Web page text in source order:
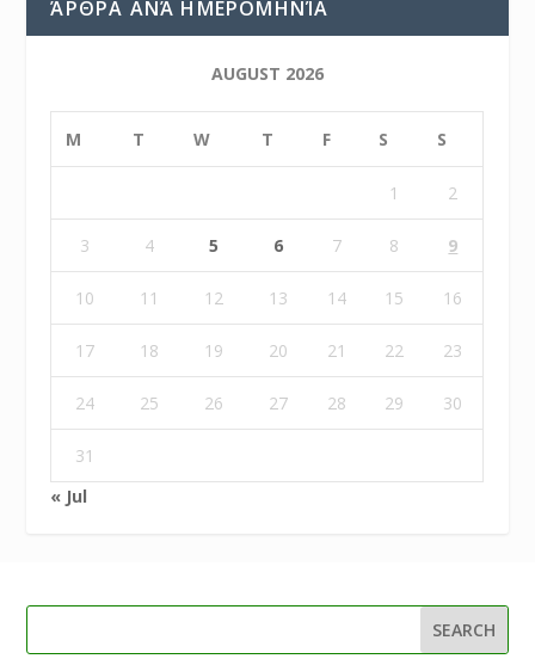
ΆΡΘΡΑ ΑΝΆ ΗΜΕΡΟΜΗΝΊΑ
AUGUST 2026
M T W T F S S
1 2
3 4 5 6 7 8 9
10 11 12 13 14 15 16
17 18 19 20 21 22 23
24 25 26 27 28 29 30
31
« Jul